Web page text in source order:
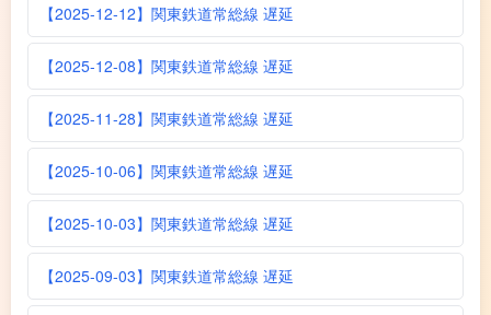
【2025-12-12】関東鉄道常総線 遅延
【2025-12-08】関東鉄道常総線 遅延
【2025-11-28】関東鉄道常総線 遅延
【2025-10-06】関東鉄道常総線 遅延
【2025-10-03】関東鉄道常総線 遅延
【2025-09-03】関東鉄道常総線 遅延